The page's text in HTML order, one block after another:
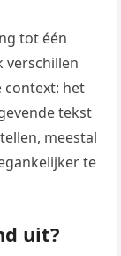
tot één
verschillen
context: het
tekst
meestal
te
uit?